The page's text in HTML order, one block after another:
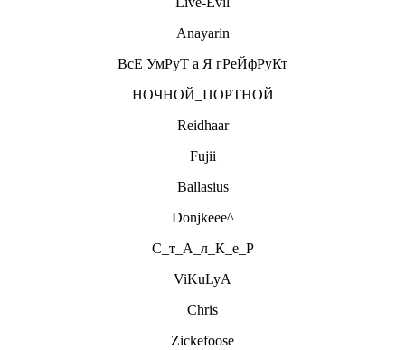
Anayarin
ВсЕ УмРуТ а Я гРеЙфРуКт
НОЧНОЙ_ПОРТНОЙ
Reidhaar
Fujii
Ballasius
Donjkeee^
С_т_А_л_К_е_Р
ViKuLyA
Chris
Zickefoose